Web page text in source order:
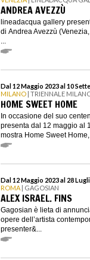
ANDREA AVEZZÙ
lineadacqua gallery
di Andrea Avezzù
Dal 12 Maggio 2023 al 10
MILANO | TRIENNALE
HOME SWEET HOME
In occasione del suo
presenta dal 12 maggio al
mostra Home Sweet Home,
Dal 12 Maggio 2023 al 28
ROMA | GAGOSIAN
ALEX ISRAEL. FINS
Gagosian è lieta di
opere dell’artista
presenter&...